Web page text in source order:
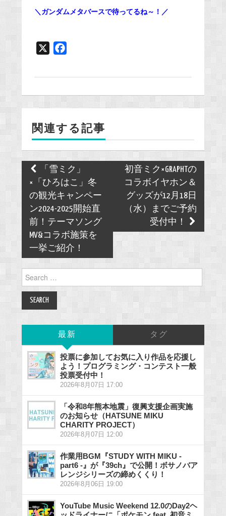
＼ガンダムメタバースで待ってるね～！／
b
o
k
関連する記事
Post
navigation
「雪ミク」
×「ひろはこ」冬
の観光キャンペー
ン2024-2025開始直
前！テーマソング
MV&コラボ施策を
一挙ご紹介！
初音ミク×GRAPHTの
コラボイヤホン＆
グッズが12月18日
（水）までご予約
受付中！
for:
最新 タグ
投票に参加してお気に入り作品を応援し
よう！プログラミング・コンテスト一般
投票受付中！
2026年8月07日 17:00
「令和8年熊本地震」復興支援企画実施
のお知らせ（HATSUNE MIKU
CHARITY PROJECT）
2026年8月07日 12:00
作業用BGM『STUDY WITH MIKU -
part6 -』が『39ch』で公開！ボサノバア
レンジシリーズの締めくくり！
2026年8月06日 19:00
YouTube Music Weekend 12.0のDay2ヘ